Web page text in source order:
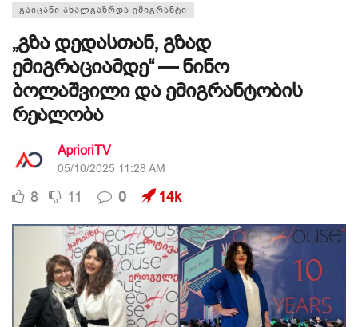
ᲒᲐᲘᲪᲐᲜᲘ ᲐᲮᲐᲚᲒᲐᲖᲠᲓᲐ ᲔᲛᲘᲒᲠᲐᲜᲢᲘ
„გზა დედასთან, გზად
ემიგრაციამდე“ — ნინო
ბოლაშვილი და ემიგრანტობის
რეალობა
AprioriTV
05/10/2025 11:28 AM
8 11 0 14k